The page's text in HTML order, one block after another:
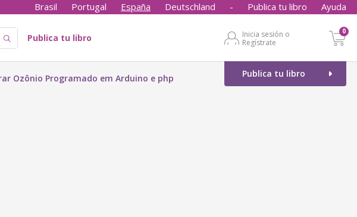
Brasil Portugal España Deutschland - Publica tu libro Ayuda
Publica tu libro
Inicia sesión o
Regístrate
0
Publica tu libro
Ozônio Programado em Arduino e php